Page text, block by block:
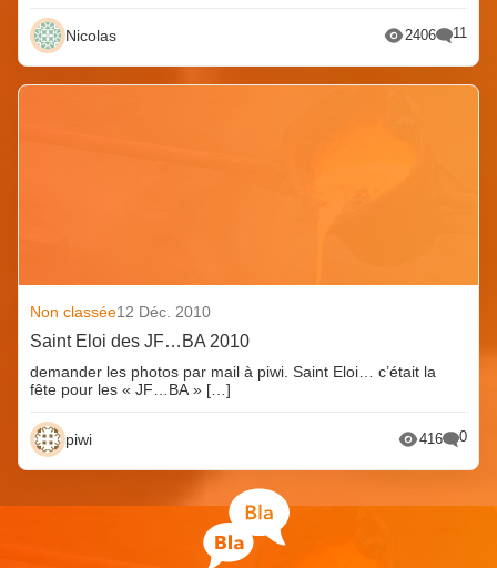
Nicolas 2406 11
Non classée12 Déc. 2010
Saint Eloi des JF…BA 2010
demander les photos par mail à piwi. Saint Eloi… c’était la
fête pour les « JF…BA » […]
piwi 416 0